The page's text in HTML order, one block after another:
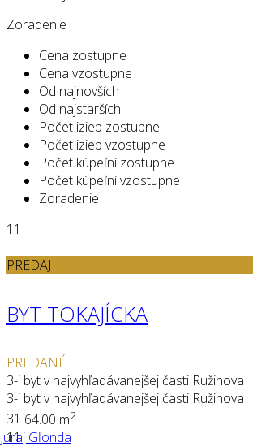
Zoradenie
Cena zostupne
Cena vzostupne
Od najnovších
Od najstarších
Počet izieb zostupne
Počet izieb vzostupne
Počet kúpeľní zostupne
Počet kúpeľní vzostupne
Zoradenie
11
PREDAJ
BYT TOKAJÍCKA
PREDANÉ
3-i byt v najvyhľadávanejšej časti Ružinova
3-i byt v najvyhľadávanejšej časti Ružinova
31 64.00 m2
Juraj Gľonda
11